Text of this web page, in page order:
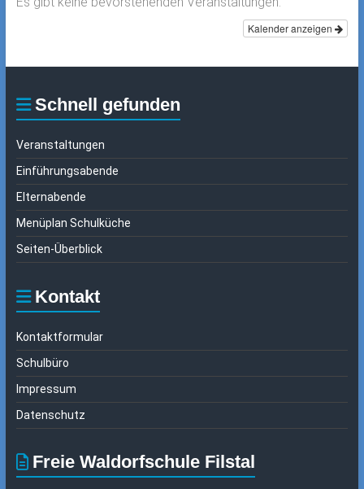
Kalender anzeigen
Schnell gefunden
Veranstaltungen
Einführungsabende
Elternabende
Menüplan Schulküche
Seiten-Überblick
Kontakt
Kontaktformular
Schulbüro
Impressum
Datenschutz
Freie Waldorfschule Filstal